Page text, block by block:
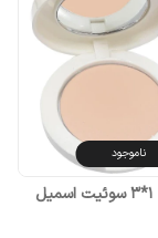
ناموجود